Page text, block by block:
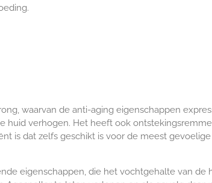
waarvan de anti-aging eigenschappen
huid verhogen. Het heeft ook
is dat zelfs geschikt is voor de meest gevoelige
eigenschappen, die het vochtgehalte van de